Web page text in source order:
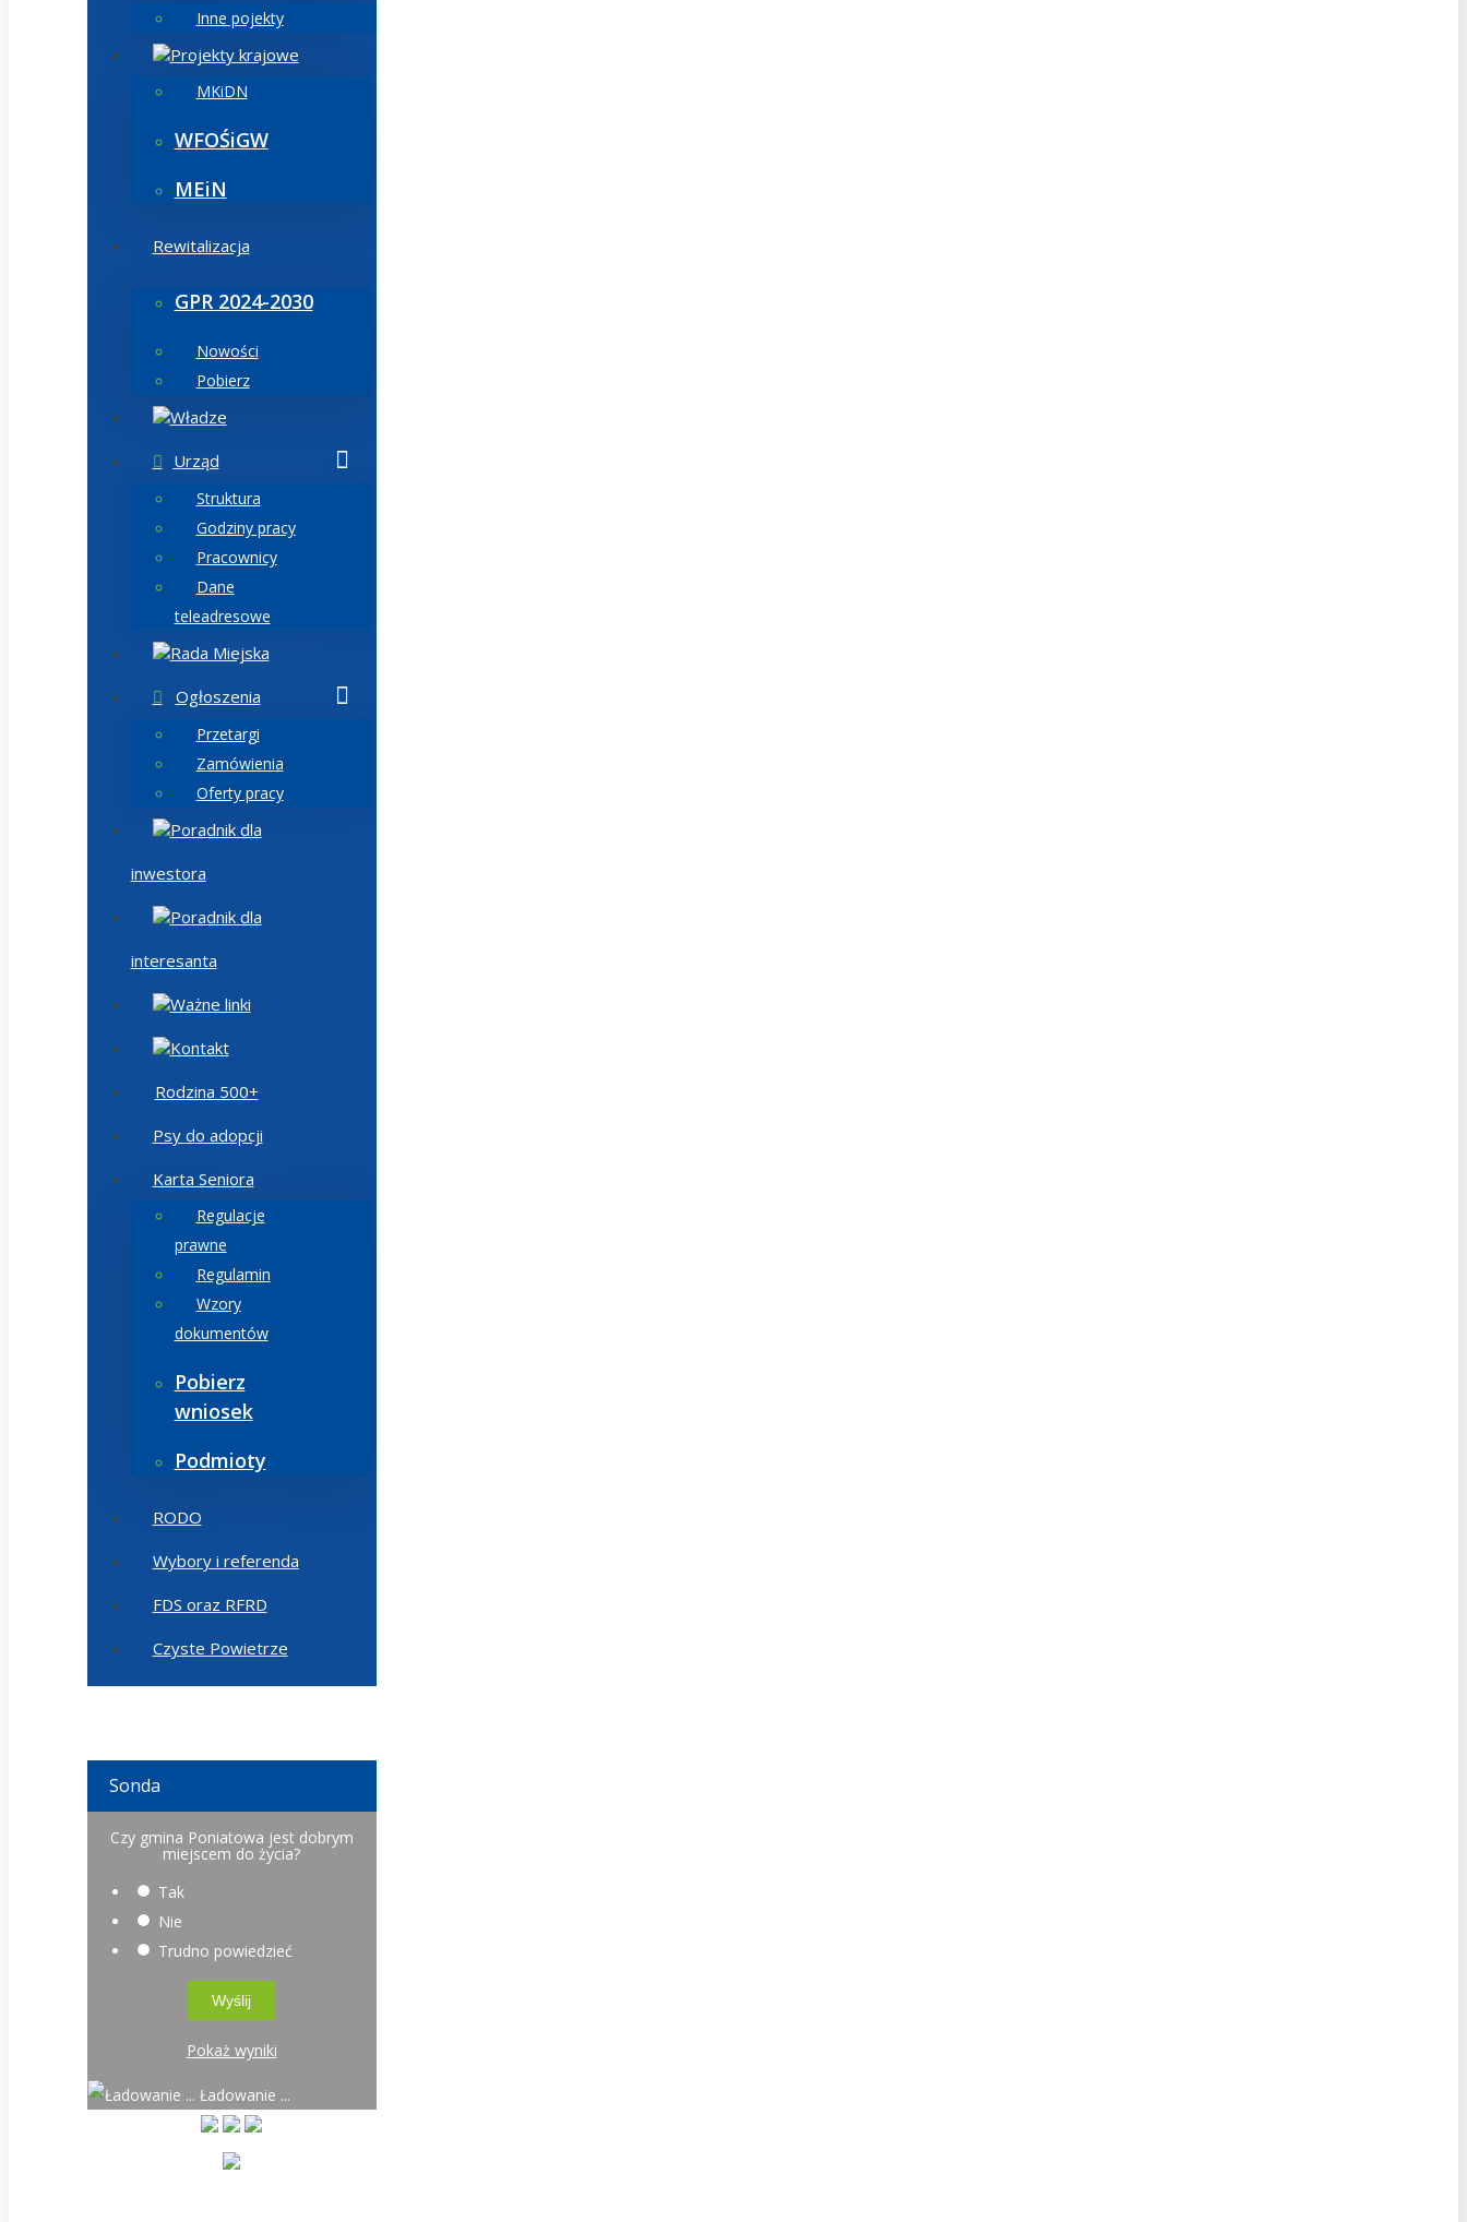
Inne pojekty
Projekty krajowe
MKiDN
WFOŚiGW
MEiN
Rewitalizacja
GPR 2024-2030
Nowości
Pobierz
Władze
Urząd
Struktura
Godziny pracy
Pracownicy
Dane
teleadresowe
Rada Miejska
Ogłoszenia
Przetargi
Zamówienia
Oferty pracy
Poradnik dla
inwestora
Poradnik dla
interesanta
Ważne linki
Kontakt
Rodzina 500+
Psy do adopcji
Karta Seniora
Regulacje
prawne
Regulamin
Wzory
dokumentów
Pobierz
wniosek
Podmioty
RODO
Wybory i referenda
FDS oraz RFRD
Czyste Powietrze
Sonda
Czy gmina Poniatowa jest dobrym
miejscem do życia?
Tak
Nie
Trudno powiedzieć
Pokaż wyniki
Ładowanie ...